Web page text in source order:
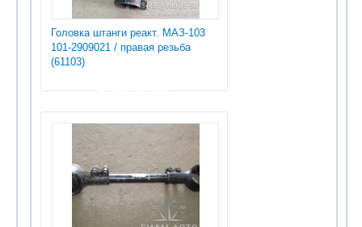
Головка штанги реакт. МАЗ-103
101-2909021 / правая резьба
(61103)
5 250.00 руб